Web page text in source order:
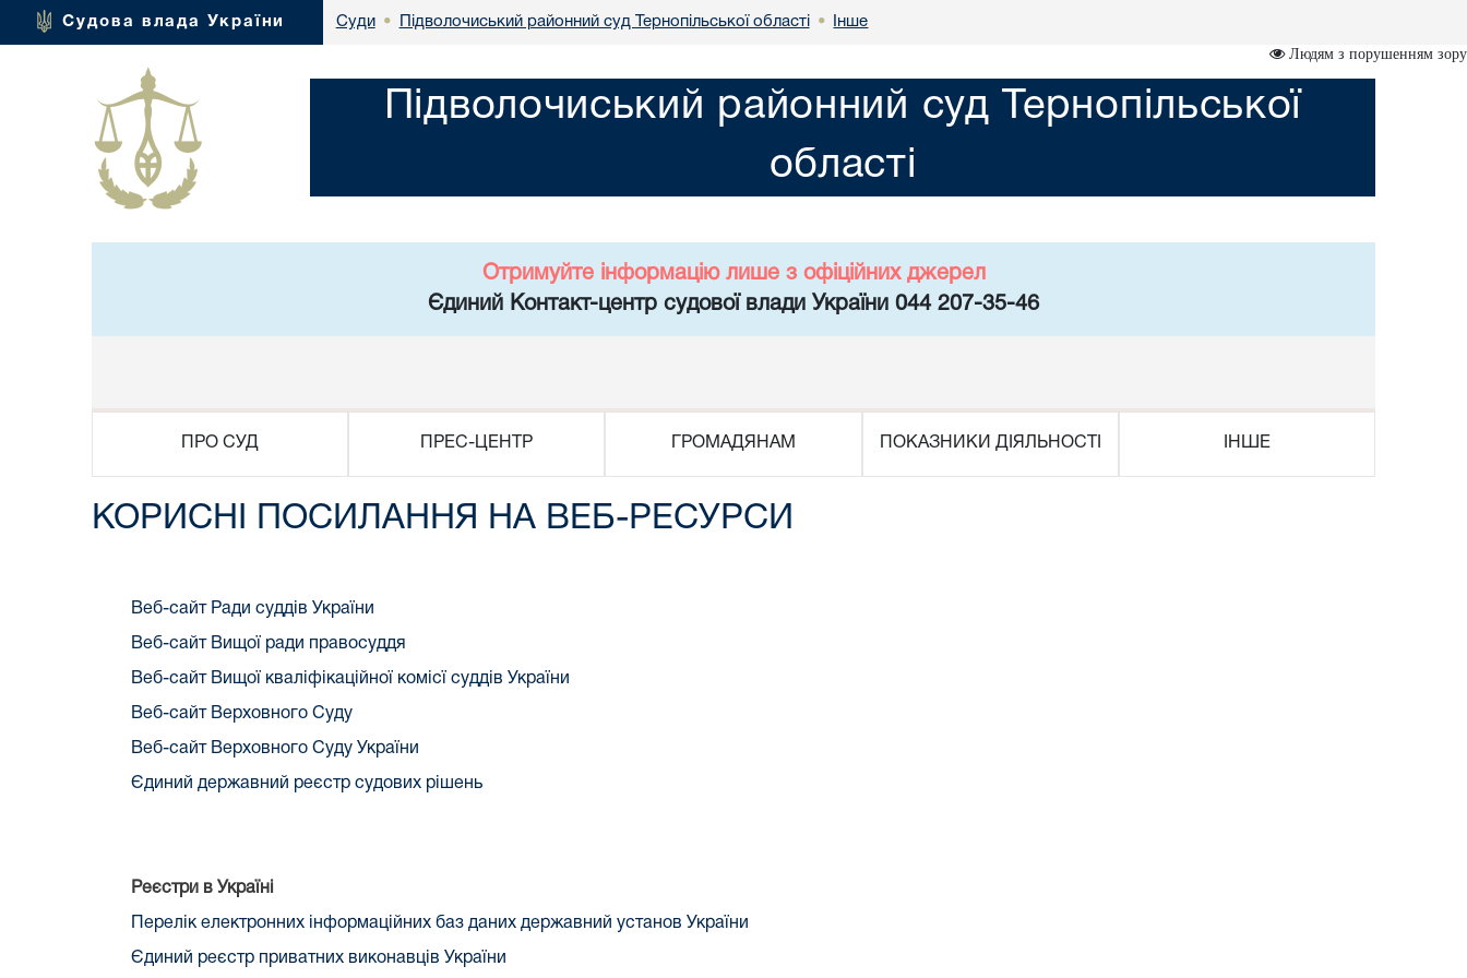
Судова влада України Суди • Підволочиський районний суд Тернопільської області • Інше
Людям з порушенням зору
Підволочиський районний суд Тернопільської
області
Отримуйте інформацію лише з офіційних джерел
Єдиний Контакт-центр судової влади України 044 207-35-46
ПРО СУД ПРЕС-ЦЕНТР ГРОМАДЯНАМ ПОКАЗНИКИ ДІЯЛЬНОСТІ ІНШЕ
КОРИСНІ ПОСИЛАННЯ НА ВЕБ-РЕСУРСИ
Веб-сайт Ради суддів України
Веб-сайт Вищої ради правосуддя
Веб-сайт Вищої кваліфікаційної комісї суддів України
Веб-сайт Верховного Суду
Веб-сайт Верховного Суду України
Єдиний державний реєстр судових рішень
Реєстри в Україні
Перелік електронних інформаційних баз даних державний установ України
Єдиний реєстр приватних виконавців України